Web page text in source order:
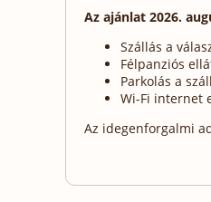
Az ajánlat 2026.
Szállás a
Félpanziós
Parkolás a
Wi-Fi internet
Az idegenforgalmi